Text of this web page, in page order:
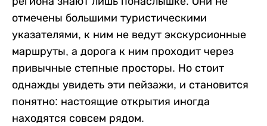
отмечены большими туристическими
указателями, к ним не ведут экскурсионные
маршруты, а дорога к ним проходит через
привычные степные просторы. Но стоит
однажды увидеть эти пейзажи, и становится
понятно: настоящие открытия иногда
находятся совсем рядом.